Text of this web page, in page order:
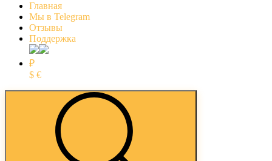
Главная
Мы в Telegram
Отзывы
Поддержка
₽
$ €